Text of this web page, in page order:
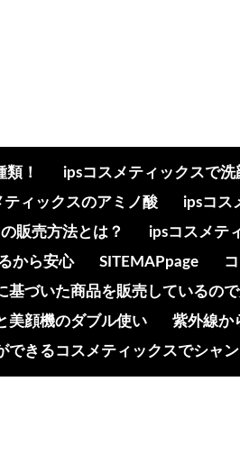
類！
ipsコスメティックスで
ティックスのアミノ酸
ipsコス
販売方法とは？
ipsコスメテ
から安心
SITEMAPpage
基づいた商品を販売しているの
美顔機のダブル使い
紫外線か
できるコスメティックスでシャ